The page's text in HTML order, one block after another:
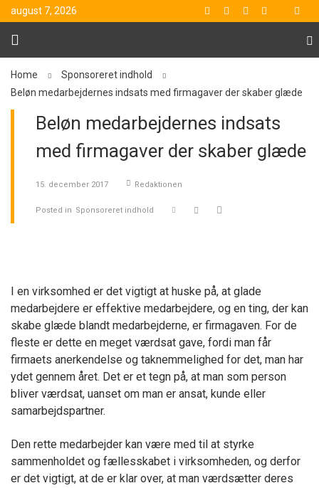
august 7, 2026
Home
Sponsoreret indhold
Beløn medarbejdernes indsats med firmagaver der skaber glæde
Beløn medarbejdernes indsats
med firmagaver der skaber glæde
15. december 2017 Redaktionen
Posted in Sponsoreret indhold
I en virksomhed er det vigtigt at huske på, at glade
medarbejdere er effektive medarbejdere, og en ting, der kan
skabe glæde blandt medarbejderne, er firmagaven. For de
fleste er dette en meget værdsat gave, fordi man får
firmaets anerkendelse og taknemmelighed for det, man har
ydet gennem året. Det er et tegn på, at man som person
bliver værdsat, uanset om man er ansat, kunde eller
samarbejdspartner.
Den rette medarbejder kan være med til at styrke
sammenholdet og fællesskabet i virksomheden, og derfor
er det vigtigt, at de er klar over, at man værdsætter deres